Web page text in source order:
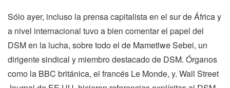
Sólo ayer, incluso la prensa capitalista en el sur de África y
a nivel internacional tuvo a bien comentar el papel del
DSM en la lucha, sobre todo el de Mametlwe Sebei, un
dirigente sindical y miembro destacado de DSM. Órganos
como la BBC británica, el francés Le Monde, y. Wall Street